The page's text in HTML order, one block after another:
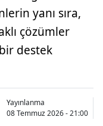
Bilecik
Bingöl
Bolu
Burdur
yanı sıra,
çözümler
destek
Yayınlanma
08 Temmuz 2026 - 21:00